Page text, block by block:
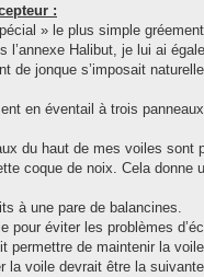
:
» le plus simple
l’annexe Halibut, je lui ai
de jonque s’imposait
en éventail à trois
du haut de mes voiles sont
coque de noix. Cela donne
à une pare de balancines.
pour éviter les problèmes
permettre de maintenir la
la voile devrait être la